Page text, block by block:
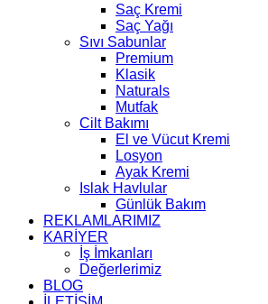
Saç Kremi
Saç Yağı
Sıvı Sabunlar
Premium
Klasik
Naturals
Mutfak
Cilt Bakımı
El ve Vücut Kremi
Losyon
Ayak Kremi
Islak Havlular
Günlük Bakım
REKLAMLARIMIZ
KARİYER
İş İmkanları
Değerlerimiz
BLOG